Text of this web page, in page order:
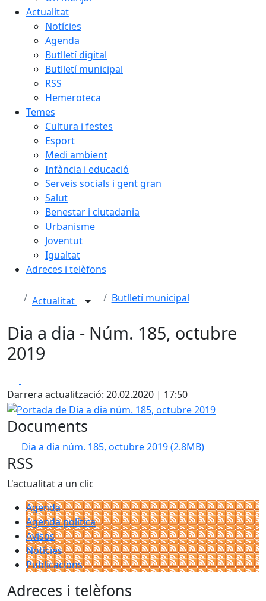
Actualitat
Notícies
Agenda
Butlletí digital
Butlletí municipal
RSS
Hemeroteca
Temes
Cultura i festes
Esport
Medi ambient
Infància i educació
Serveis socials i gent gran
Salut
Benestar i ciutadania
Urbanisme
Joventut
Igualtat
Adreces i telèfons
Actualitat Butlletí municipal
Dia a dia - Núm. 185, octubre
2019
Darrera actualització: 20.02.2020 | 17:50
Portada de Dia a dia núm. 185, octubre 2019
Documents
Dia a dia núm. 185, octubre 2019(2.8MB)
RSS
L'actualitat a un clic
Agenda
Agenda política
Avisos
Notícies
Publicacions
Adreces i telèfons